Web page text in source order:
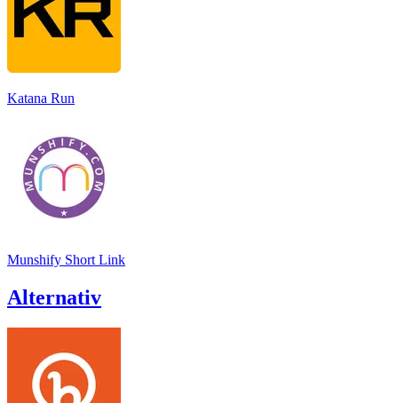
Katana Run
Munshify Short Link
Alternativ